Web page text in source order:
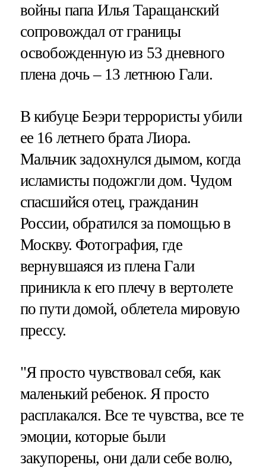
войны папа Илья Таращанский
сопровождал от границы
освобожденную из 53 дневного
плена дочь – 13 летнюю Гали.
В кибуце Беэри террористы убили
ее 16 летнего брата Лиора.
Мальчик задохнулся дымом, когда
исламисты подожгли дом. Чудом
спасшийся отец, гражданин
России, обратился за помощью в
Москву. Фотография, где
вернувшаяся из плена Гали
приникла к его плечу в вертолете
по пути домой, облетела мировую
прессу.
"Я просто чувствовал себя, как
маленький ребенок. Я просто
расплакался. Все те чувства, все те
эмоции, которые были
закупорены, они дали себе волю,